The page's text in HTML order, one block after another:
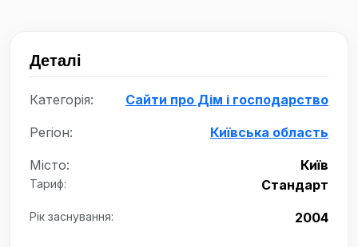
Деталі
Категорія: Сайти про Дім і господарство
Регіон: Київська область
Місто: Київ
Тариф: Стандарт
Рік заснування: 2004